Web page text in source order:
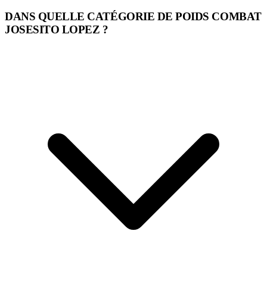
DANS QUELLE CATÉGORIE DE POIDS COMBAT
JOSESITO LOPEZ ?